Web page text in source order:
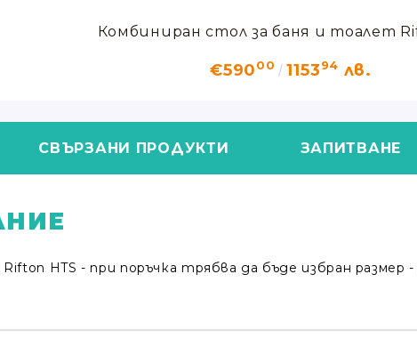
Комбиниран стол за баня и тоалет
€59000 115394 лв.
СВЪРЗАНИ ПРОДУКТИ ЗАПИТВАНЕ
HTS - при поръчка трябва да бъде избран размер -